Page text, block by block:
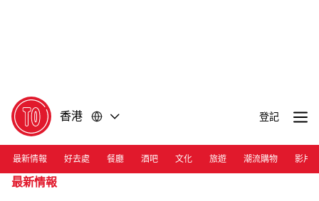
香港 登記
最新情報 好去處 餐廳 酒吧 文化 旅遊 潮流購物 影片
最新情報